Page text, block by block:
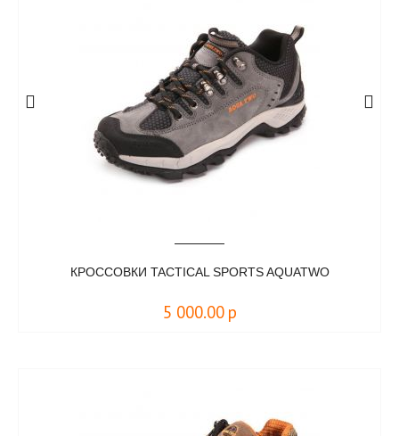
КРОССОВКИ TACTICAL SPORTS AQUATWO
5 000.00 р